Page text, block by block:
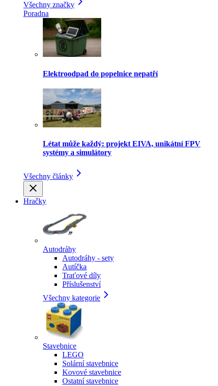
Všechny značky
Poradna
Elektroodpad do popelnice nepatří
Létat může každý: projekt EIVA, unikátní FPV
systémy a simulátory
Všechny články
Hračky
Autodráhy
Autodráhy - sety
Autíčka
Traťové díly
Příslušenství
Všechny kategorie
Stavebnice
LEGO
Solární stavebnice
Kovové stavebnice
Ostatní stavebnice